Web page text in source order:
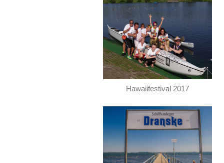
Hawaiifestival 2017